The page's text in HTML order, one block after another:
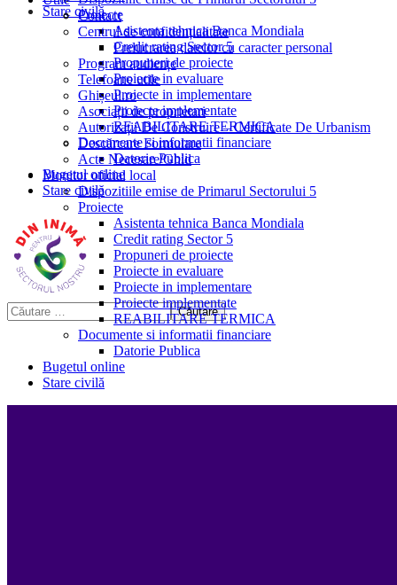
Stare civilă
Proiecte
Asistenta tehnica Banca Mondiala
Credit rating Sector 5
Propuneri de proiecte
Proiecte in evaluare
Proiecte in implementare
Proiecte implementate
REABILITARE TERMICA
Documente si informatii financiare
Datorie Publica
Bugetul online
Stare civilă
Contact
Centrul de confidențialitate
Prelucrarea datelor cu caracter personal
Program audiențe
Telefoane utile
Ghișeul.ro
Asociații de proprietari
Autorizații De Construire – Certificate De Urbanism
Descărcare Formulare
Acte Necesare/Ghid
Monitor oficial local
Dispozitiile emise de Primarul Sectorului 5
Proiecte
Asistenta tehnica Banca Mondiala
Credit rating Sector 5
Propuneri de proiecte
Proiecte in evaluare
Proiecte in implementare
Proiecte implementate
REABILITARE TERMICA
Documente si informatii financiare
Datorie Publica
Bugetul online
Stare civilă